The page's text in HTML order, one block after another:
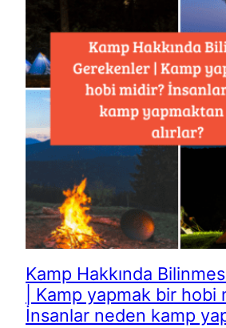
Kamp Hakkında
| Kamp yapmak bir hobi
İnsanlar neden kamp